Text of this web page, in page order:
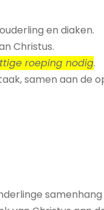
en diaken.
Christus.
roeping nodig.
samen aan de